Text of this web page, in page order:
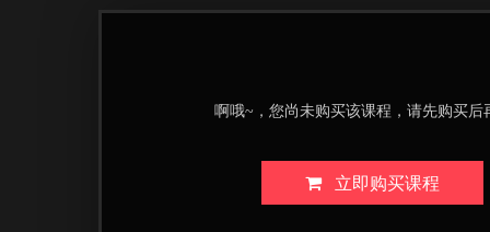
啊哦~，您尚未购买该课程，请先购买后
立即购买课程